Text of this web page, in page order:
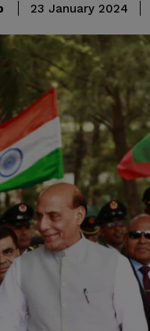
23 January 2024